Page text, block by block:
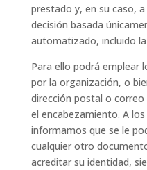
prestado y, en su caso,
decisión basada
automatizado, incluido
Para ello podrá emplear
por la organización, o
dirección postal o
el encabezamiento. A
informamos que se le
cualquier otro
acreditar su identidad,